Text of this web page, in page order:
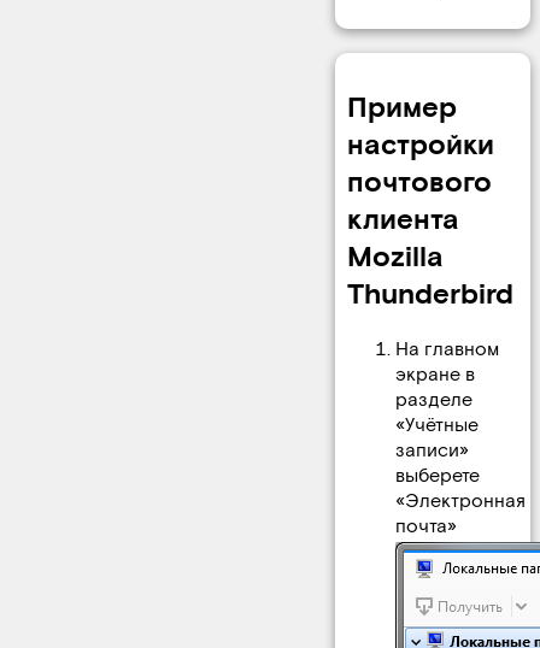
Пример
настройки
почтового
клиента
Mozilla
Thunderbird
На главном
экране в
разделе
«Учётные
записи»
выберете
«Электронная
почта»